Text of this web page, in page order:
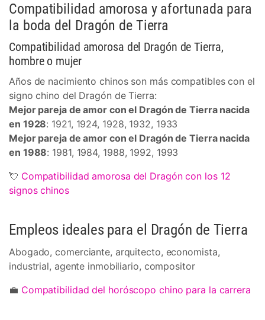
Compatibilidad amorosa y afortunada para
la boda del Dragón de Tierra
Compatibilidad amorosa del Dragón de Tierra,
hombre o mujer
Años de nacimiento chinos son más compatibles con el
signo chino del Dragón de Tierra:
Mejor pareja de amor con el Dragón de Tierra nacida
en 1928: 1921, 1924, 1928, 1932, 1933
Mejor pareja de amor con el Dragón de Tierra nacida
en 1988: 1981, 1984, 1988, 1992, 1993
💘 Compatibilidad amorosa del Dragón con los 12
signos chinos
Empleos ideales para el Dragón de Tierra
Abogado, comerciante, arquitecto, economista,
industrial, agente inmobiliario, compositor
💼 Compatibilidad del horóscopo chino para la carrera